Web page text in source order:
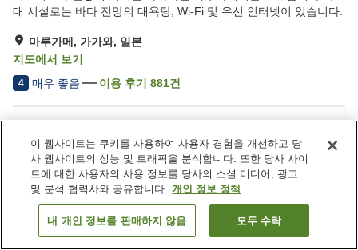
대 시설로는 바다 전망의 대욕탕, Wi-Fi 및 유선 인터넷이 있습니다.
마루가메, 가가와, 일본
지도에서 보기
4 매우 좋음 이용 후기 881건
주차장
사우나
스파 / 미용실
레스토랑
객실 보기
이 웹사이트는 쿠키를 사용하여 사용자 경험을 개선하고 당
사 웹사이트의 성능 및 트래픽을 분석합니다. 또한 당사 사이
트에 대한 사용자의 사용 정보를 당사의 소셜 미디어, 광고
및 분석 협력사와 공유합니다. 개인 정보 정책
내 개인 정보를 판매하지 않음 모두 수락